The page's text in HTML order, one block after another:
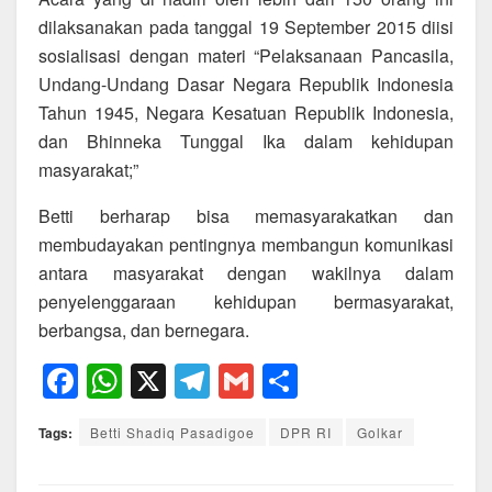
o
k
p
dilaksanakan pada tanggal 19 September 2015 diisi
sosialisasi dengan materi “Pelaksanaan Pancasila,
Undang-Undang Dasar Negara Republik Indonesia
Tahun 1945, Negara Kesatuan Republik Indonesia,
dan Bhinneka Tunggal Ika dalam kehidupan
masyarakat;”
Betti berharap bisa memasyarakatkan dan
membudayakan pentingnya membangun komunikasi
antara masyarakat dengan wakilnya dalam
penyelenggaraan kehidupan bermasyarakat,
berbangsa, dan bernegara.
F
a
c
W
h
at
X T
el
e
G
m
ail
h
ar
Tags: Betti Shadiq Pasadigoe DPR RI Golkar